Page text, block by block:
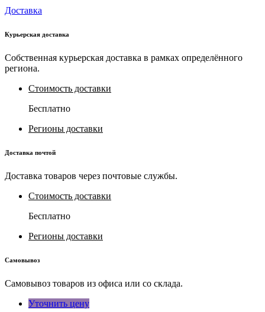
Доставка
Курьерская доставка
Собственная курьерская доставка в рамках определённого
региона.
Стоимость доставки
Бесплатно
Регионы доставки
Доставка почтой
Доставка товаров через почтовые службы.
Стоимость доставки
Бесплатно
Регионы доставки
Самовывоз
Самовывоз товаров из офиса или со склада.
Уточнить цену